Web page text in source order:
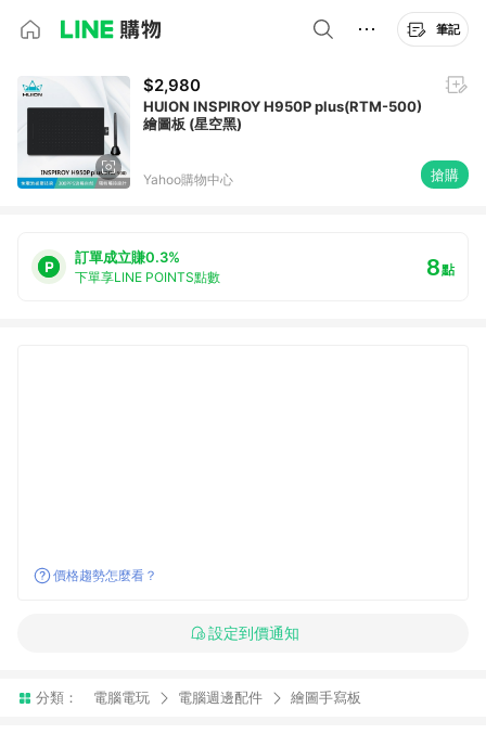
筆記
$2,980
HUION INSPIROY H950P plus(RTM-500)
繪圖板 (星空黑)
Yahoo購物中心 搶購
訂單成立賺0.3%
下單享LINE POINTS點數 8點
價格趨勢怎麼看？
設定到價通知
分類： 電腦電玩 電腦週邊配件 繪圖手寫板